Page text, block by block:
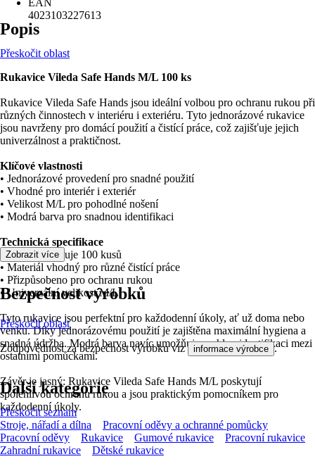
EAN
4023103227613
Popis
Přeskočit oblast
Rukavice Vileda Safe Hands M/L 100 ks
Rukavice Vileda Safe Hands jsou ideální volbou pro ochranu rukou při
různých činnostech v interiéru i exteriéru. Tyto jednorázové rukavice
jsou navrženy pro domácí použití a čistící práce, což zajišťuje jejich
univerzálnost a praktičnost.
Klíčové vlastnosti
• Jednorázové provedení pro snadné použití
• Vhodné pro interiér i exteriér
• Velikost M/L pro pohodlné nošení
• Modrá barva pro snadnou identifikaci
Technická specifikace
• Balení obsahuje 100 kusů
• Materiál vhodný pro různé čistící práce
• Přizpůsobeno pro ochranu rukou
• Univerzální velikost M/L
Tyto rukavice jsou perfektní pro každodenní úkoly, ať už doma nebo
venku. Díky jednorázovému použití je zajištěna maximální hygiena a
snadná údržba. Modrá barva navíc umožňuje rychlou identifikaci mezi
ostatními pomůckami.
Závěr je jasný: Rukavice Vileda Safe Hands M/L poskytují
spolehlivou ochranu rukou a jsou praktickým pomocníkem pro
každodenní úkoly.
Zobrazit více
Bezpečnost výrobků
Přeskočit oblast
Zodpovědnost za bezpečnost výrobku viz informace výrobce .
Další kategorie
Přeskočit seznam
Stroje, nářadí a dílna
Pracovní oděvy a ochranné pomůcky
Pracovní oděvy
Rukavice Gumové rukavice
Pracovní rukavice
Zahradní rukavice
Dětské rukavice